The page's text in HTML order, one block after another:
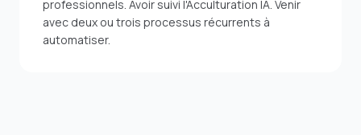
professionnels. Avoir suivi l'Acculturation IA. Venir
avec deux ou trois processus récurrents à
automatiser.